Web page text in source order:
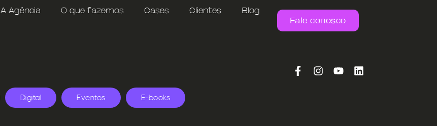
A Agência O que fazemos Cases Clientes
Blog
Fale conosco
Digital Eventos E-books